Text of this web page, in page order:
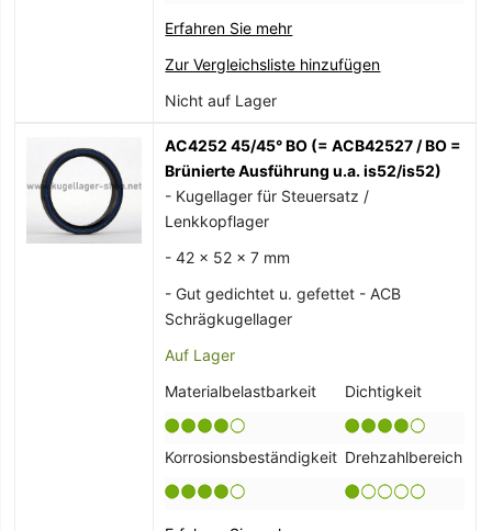
Erfahren Sie mehr
Zur Vergleichsliste hinzufügen
Nicht auf Lager
AC4252 45/45° BO (= ACB42527 / BO =
Brünierte Ausführung u.a. is52/is52)
- Kugellager für Steuersatz /
Lenkkopflager
- 42 x 52 x 7 mm
- Gut gedichtet u. gefettet - ACB
Schrägkugellager
Auf Lager
Materialbelastbarkeit
Dichtigkeit
Korrosionsbeständigkeit Drehzahlbereich